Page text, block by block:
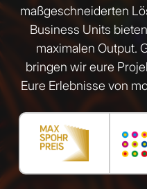
maßgeschneiderten
Business Units
maximalen Output.
bringen wir eure
Eure Erlebnisse von